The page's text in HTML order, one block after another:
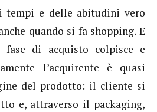
tempi e delle abitudini vero
quando si fa shopping. E
di acquisto colpisce e
l’acquirente è quasi
del prodotto: il cliente si
e, attraverso il packaging,